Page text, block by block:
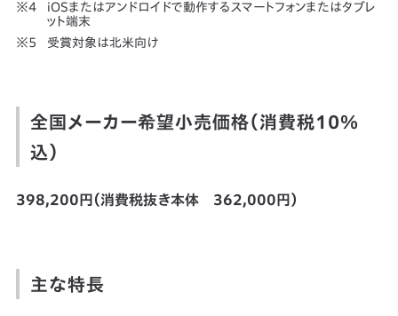
iOSまたはアンドロイドで動作するスマートフォンまたはタブレ
ット端末
受賞対象は北米向け
全国メーカー希望小売価格（消費税10％
込）
398,200円（消費税抜き本体 362,000円）
主な特長